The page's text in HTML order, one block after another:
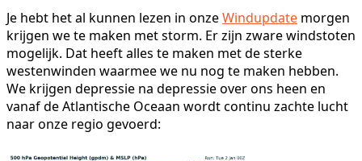
Je hebt het al kunnen lezen in onzeWindupdate morgen
krijgen we te maken met storm. Er zijn zware windstoten
mogelijk. Dat heeft alles te maken met de sterke
westenwinden waarmee we nu nog te maken hebben.
We krijgen depressie na depressie over ons heen en
vanaf de Atlantische Oceaan wordt continu zachte lucht
naar onze regio gevoerd: